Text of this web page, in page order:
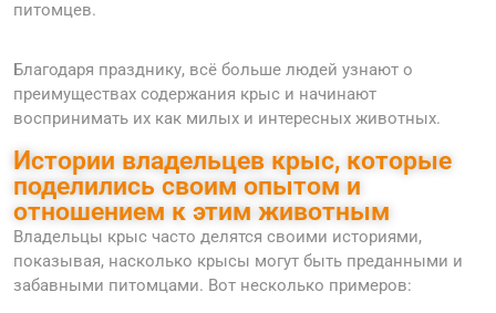
питомцев.
Благодаря празднику, всё больше людей узнают о
преимуществах содержания крыс и начинают
воспринимать их как милых и интересных животных.
Истории владельцев крыс, которые
поделились своим опытом и
отношением к этим животным
Владельцы крыс часто делятся своими историями,
показывая, насколько крысы могут быть преданными и
забавными питомцами. Вот несколько примеров: